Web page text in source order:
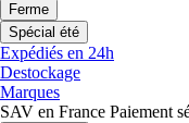
Ferme
Spécial été
Expédiés en 24h
Destockage
Marques
SAV en France Paiement